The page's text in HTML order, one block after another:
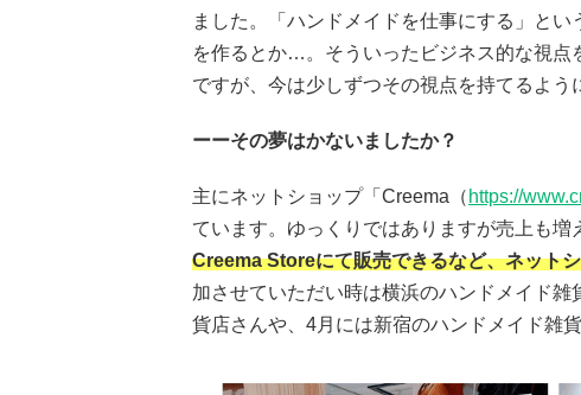
ました。「ハンドメイドを仕事にする」と
を作るとか…。そういったビジネス的な視点
ですが、今は少しずつその視点を持てるよう
ーーその夢はかないましたか？
主にネットショップ「Creema（ https://
ています。ゆっくりではありますが売上も増
Creema Storeにて販売できるなど、ネット
加させていただい時は横浜のハンドメイド
貨店さんや、4月には新宿のハンドメイド雑